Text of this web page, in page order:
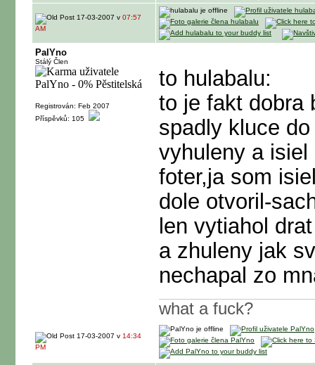
17-03-2007 v 07:57
AM
PalYno
Stálý Člen
Registrován: Feb 2007
Příspěvků: 105
to hulabalu:
to je fakt dobra
spadly kluce
vyhuleny a
foter,ja som
dole otvoril-
len vytiahol
a zhuleny jak
nechapal zo
what a fuck?
17-03-2007 v 14:34
PM